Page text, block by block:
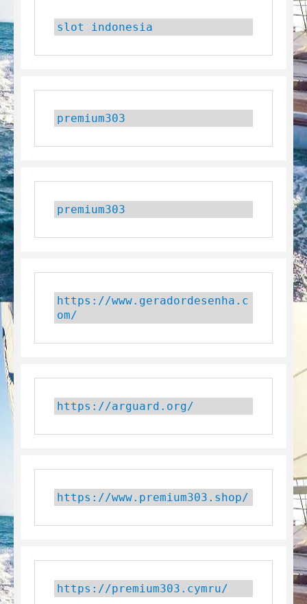
slot indonesia
premium303
premium303
https://www.geradordesenha.c
om/
https://arguard.org/
https://www.premium303.shop/
https://premium303.cymru/